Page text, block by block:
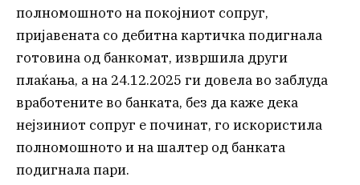
полномошното на покојниот сопруг,
пријавената со дебитна картичка подигнала
готовина од банкомат, извршила други
плаќања, а на 24.12.2025 ги довела во заблуда
вработените во банката, без да каже дека
нејзиниот сопруг е починат, го искористила
полномошното и на шалтер од банката
подигнала пари.